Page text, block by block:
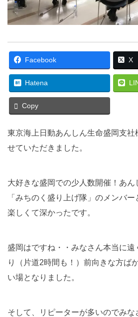
Facebook X
Hatena
Copy
東京海上日動あんしん生命盛岡支社
せていただきました。
大好きな盛岡での少人数開催！あ
「みちのく盛り上げ隊」のメンバー
楽しくて深かったです。
盛岡はですね・・みなさん本当に遠
り（片道2時間も！）前向きな方ば
い場となりました。
そして、リピーターが多いのでみ